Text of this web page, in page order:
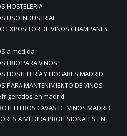
HOSTELERIA
USO INDUSTRIAL
EXPOSITOR DE VINOS CHAMPANES
a medida
FRIO PARA VINOS
HOSTELERÍA Y HOGARES MADRID
PARA MANTENIMIENTO DE VINOS
en madrid
CAVAS DE VINOS MADRID
A MEDIDA PROFESIONALES EN